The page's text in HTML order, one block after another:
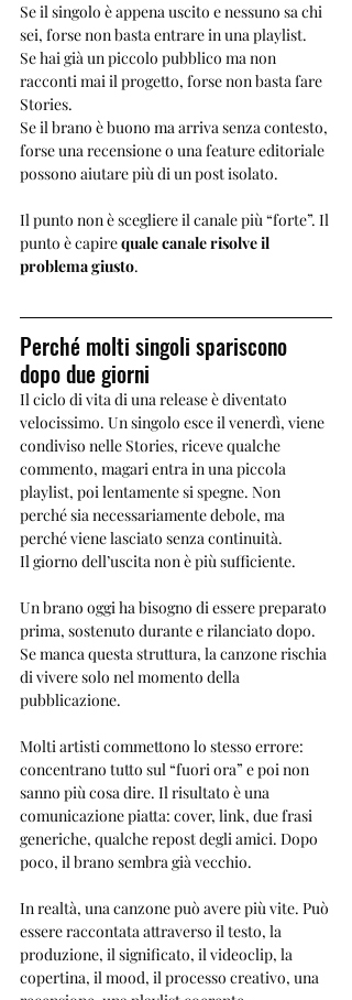
Se il singolo è appena uscito e nessuno sa chi
sei, forse non basta entrare in una playlist.
Se hai già un piccolo pubblico ma non
racconti mai il progetto, forse non basta fare
Stories.
Se il brano è buono ma arriva senza contesto,
forse una recensione o una feature editoriale
possono aiutare più di un post isolato.
Il punto non è scegliere il canale più “forte”. Il
punto è capire quale canale risolve il
problema giusto.
Perché molti singoli spariscono
dopo due giorni
Il ciclo di vita di una release è diventato
velocissimo. Un singolo esce il venerdì, viene
condiviso nelle Stories, riceve qualche
commento, magari entra in una piccola
playlist, poi lentamente si spegne. Non
perché sia necessariamente debole, ma
perché viene lasciato senza continuità.
Il giorno dell’uscita non è più sufficiente.
Un brano oggi ha bisogno di essere preparato
prima, sostenuto durante e rilanciato dopo.
Se manca questa struttura, la canzone rischia
di vivere solo nel momento della
pubblicazione.
Molti artisti commettono lo stesso errore:
concentrano tutto sul “fuori ora” e poi non
sanno più cosa dire. Il risultato è una
comunicazione piatta: cover, link, due frasi
generiche, qualche repost degli amici. Dopo
poco, il brano sembra già vecchio.
In realtà, una canzone può avere più vite. Può
essere raccontata attraverso il testo, la
produzione, il significato, il videoclip, la
copertina, il mood, il processo creativo, una